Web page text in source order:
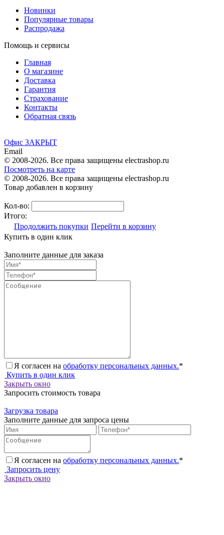
Новинки
Популярные товары
Распродажа
Помощь и сервисы
Главная
О магазине
Доставка
Гарантия
Страхование
Контакты
Обратная связь
Офис ЗАКРЫТ
Email
© 2008-2026. Все права защищены electrashop.ru
Посмотреть на карте
© 2008-2026. Все права защищены electrashop.ru
Товар добавлен в корзину
Кол-во:
Итого:
Продолжить покупки Перейти в корзину
Купить в один клик
Заполните данные для заказа
Я согласен на обработку персональных данных.*
Купить в один клик
Закрыть окно
Запросить стоимость товара
Загрузка товара
Заполните данные для запроса цены
Я согласен на обработку персональных данных.*
Запросить цену
Закрыть окно